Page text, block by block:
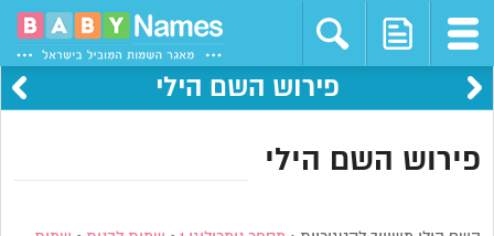
פירוש השם הילי
פירוש השם הילי